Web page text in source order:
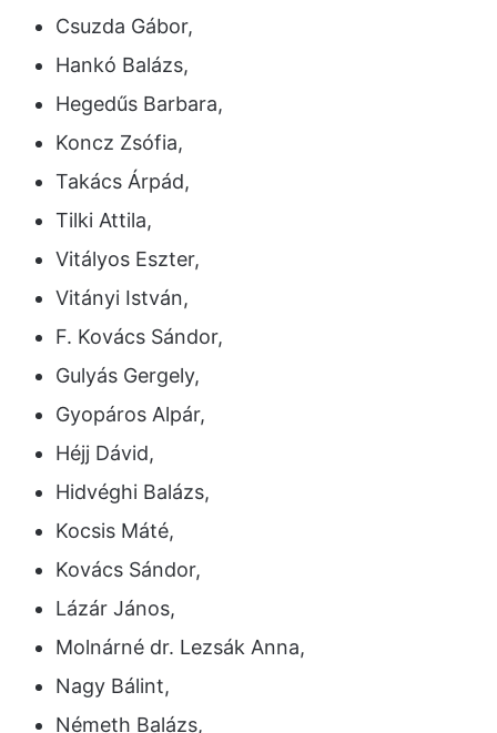
Csuzda Gábor,
Hankó Balázs,
Hegedűs Barbara,
Koncz Zsófia,
Takács Árpád,
Tilki Attila,
Vitályos Eszter,
Vitányi István,
F. Kovács Sándor,
Gulyás Gergely,
Gyopáros Alpár,
Héjj Dávid,
Hidvéghi Balázs,
Kocsis Máté,
Kovács Sándor,
Lázár János,
Molnárné dr. Lezsák Anna,
Nagy Bálint,
Németh Balázs,